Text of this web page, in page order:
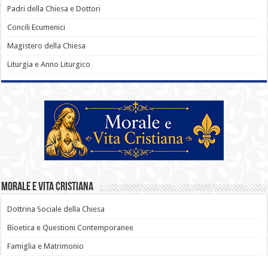
Padri della Chiesa e Dottori
Concili Ecumenici
Magistero della Chiesa
Liturgia e Anno Liturgico
Morale e Vita Cristiana
Dottrina Sociale della Chiesa
Bioetica e Questioni Contemporanee
Famiglia e Matrimonio